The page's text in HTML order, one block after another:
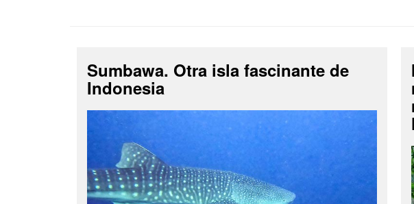
Sumbawa. Otra isla fascinante de
Indonesia